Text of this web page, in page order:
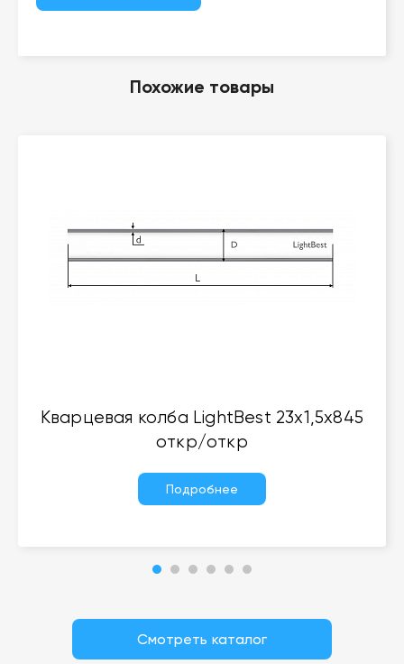
Похожие товары
Кварцевая колба LightBest 23x1,5x845
откр/откр
Подробнее
Смотреть каталог